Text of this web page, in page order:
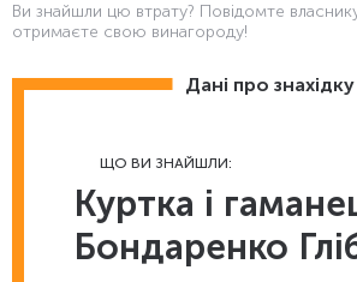
Ви знайшли цю втрату? Повідомте власнику
отримаєте свою винагороду!
Дані про знахідку
ЩО ВИ ЗНАЙШЛИ:
Куртка і
Бондаренко